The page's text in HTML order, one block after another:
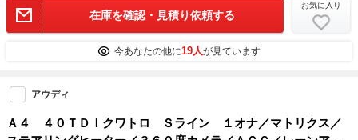
在庫を確認・見積り依頼する
お気に入り
今あなたの他に19人が見ています
アウディ
Ａ４ ４０ＴＤＩクワトロ Ｓライン １オナ／マトリクス／